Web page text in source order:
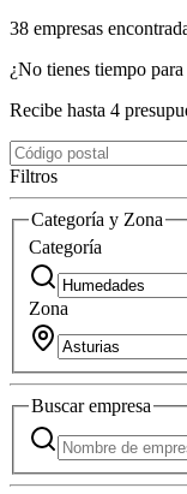
38 empresas
¿No tienes tiempo para
Recibe hasta 4
Filtros
Categoría y Zona
Categoría
Zona
Buscarempresa